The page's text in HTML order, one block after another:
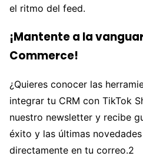
el ritmo del feed.
¡Mantente a la
Commerce!
¿Quieres conocer las
integrar tu CRM con TikTok
nuestro newsletter y recibe
éxito y las últimas
directamente en tu correo.2